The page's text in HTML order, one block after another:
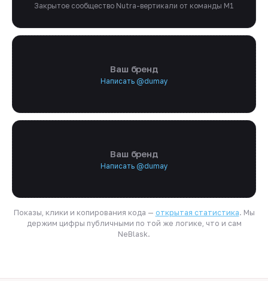
Закрытое сообщество Nutra-вертикали от команды M1
Ваш бренд
Написать @dumay
Ваш бренд
Написать @dumay
Показы, клики и копирования кода — открытая статистика. Мы
держим цифры публичными по той же логике, что и сам
NeBlask.